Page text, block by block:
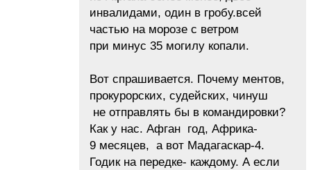
инвалидами, один в гробу.всей
частью на морозе с ветром
при минус 35 могилу копали.
Вот спрашивается. Почему ментов,
прокурорских, судейских, чинуш
не отправлять бы в командировки?
Как у нас. Афган год, Африка-
9 месяцев, а вот Мадагаскар-4.
Годик на передке- каждому. А если